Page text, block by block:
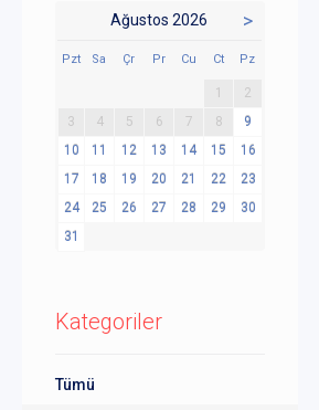
Kategoriler
Tümü
Ağustos 2026 >
Pzt Sa Çr Pr Cu Ct Pz
1
2
3
4 5 6 7 8
9
10
11 12 13 14 15
16
17
18 19 20 21 22
23
24
25 26 27 28 29
30
31